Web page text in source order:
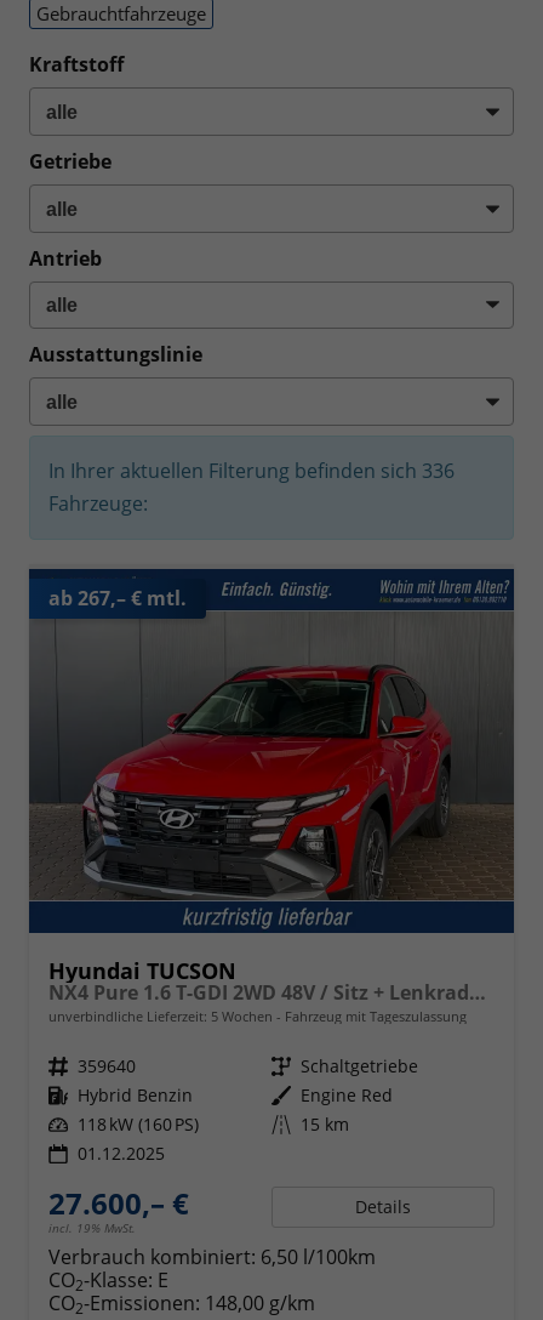
Gebrauchtfahrzeuge
Kraftstoff
Getriebe
Antrieb
Ausstattungslinie
In Ihrer aktuellen Filterung befinden sich 336
Fahrzeuge:
ab 267,– € mtl.
Hyundai TUCSON
NX4 Pure 1.6 T-GDI 2WD 48V / Sitz + Lenkradheiz. LED Tempomat Alu 17"
unverbindliche Lieferzeit: 5 Wochen Fahrzeug mit Tageszulassung
Fahrzeugnr. 359640 Getriebe Schaltgetriebe
Kraftstoff Hybrid Benzin Außenfarbe Engine Red
Leistung 118 kW (160 PS) Kilometerstand 15 km
01.12.2025
27.600,– €
incl. 19% MwSt.
Details
Verbrauch kombiniert: 6,50 l/100km
CO2-Klasse: E
CO2-Emissionen: 148,00 g/km